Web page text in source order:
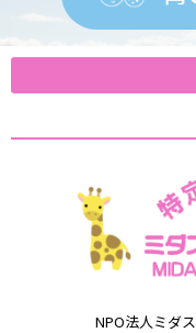
NPO法⼈ミダ